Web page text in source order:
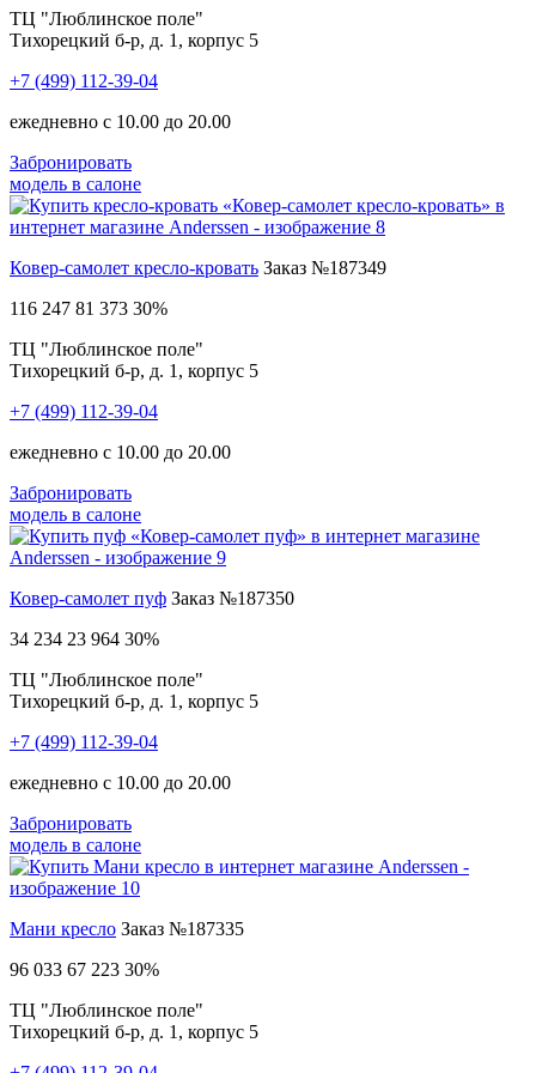
ТЦ "Люблинское поле"
Тихорецкий б-р, д. 1, корпус 5
+7 (499) 112-39-04
ежедневно с 10.00 до 20.00
Забронировать
модель в салоне
Ковер-самолет кресло-кровать Заказ №187349
116 247 81 373 30%
ТЦ "Люблинское поле"
Тихорецкий б-р, д. 1, корпус 5
+7 (499) 112-39-04
ежедневно с 10.00 до 20.00
Забронировать
модель в салоне
Ковер-самолет пуф Заказ №187350
34 234 23 964 30%
ТЦ "Люблинское поле"
Тихорецкий б-р, д. 1, корпус 5
+7 (499) 112-39-04
ежедневно с 10.00 до 20.00
Забронировать
модель в салоне
Мани кресло Заказ №187335
96 033 67 223 30%
ТЦ "Люблинское поле"
Тихорецкий б-р, д. 1, корпус 5